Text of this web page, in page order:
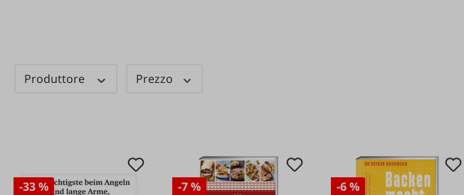
Produttore Prezzo
-33 % -7 % -6 %